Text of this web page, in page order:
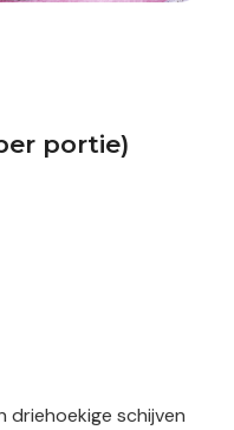
portie)
driehoekige schijven